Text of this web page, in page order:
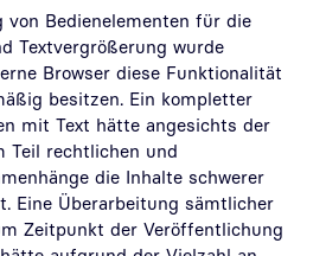
von Bedienelementen für die
Textvergrößerung wurde
Browser diese Funktionalität
besitzen. Ein kompletter
mit Text hätte angesichts der
Teil rechtlichen und
die Inhalte schwerer
Eine Überarbeitung sämtlicher
Zeitpunkt der Veröffentlichung